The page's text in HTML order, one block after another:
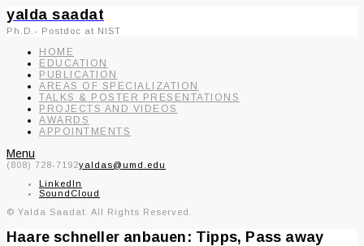
yalda saadat
Ph.D.- Postdoc at NIST
HOME
EDUCATION
PUBLICATION
AREAS OF SPECIALIZATION
TALKS & POSTER PRESENTATIONS
PROJECTS AND VIDEOS
AWARDS
APPOINTMENTS
Menu
(808) 728-7192yaldas@umd.edu
LinkedIn
SoundCloud
© Yalda Saadat. All Rights Reserved.
Haare schneller anbauen: Tipps, Pass away